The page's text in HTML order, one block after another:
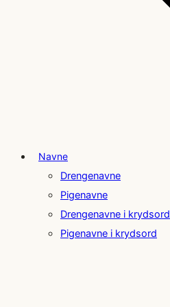
Navne
Drengenavne
Pigenavne
Drengenavne i krydsord
Pigenavne i krydsord